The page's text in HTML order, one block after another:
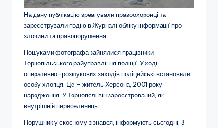
На дану публікацію зреагували правоохоронці та
зареєстрували подію в Журналі обліку інформації про
злочини та правопорушення.
Пошуками фотографа зайнялися працівники
Тернопільського райуправління поліції. У ході
оперативно-розшукових заходів поліцейські встановили
особу хлопця. Це – житель Херсона, 2001 року
народження. У Тернополі він зареєстрований, як
внутрішній переселенець.
Порушник у скоєному зізнався, інформують сьогодні, 8